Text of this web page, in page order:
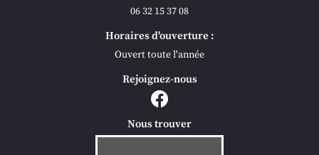
06 32 15 37 08
Horaires d'ouverture :
Ouvert toute l'année
Rejoignez-nous
Nous trouver